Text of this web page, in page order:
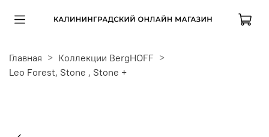
Главная
Коллекции BergHOFF
Leo Forest, Stone , Stone +